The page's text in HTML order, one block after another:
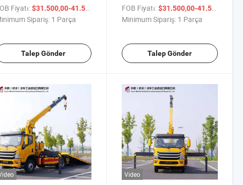
Özel Taşınması İçin
Fiyatı: $31.500,00-41.500,00
/ Parça
Sipariş: 1 Parça
Talep Gönder
Taşınması İçin
Kullanılmaktadır
FOB Fiyatı: $31.500,00-41.500,00
Minimum Sipariş: 1 Parça
Talep Gönder
Video